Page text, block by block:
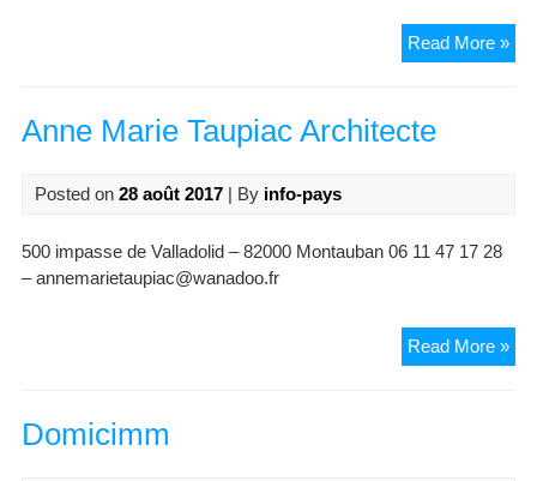
Read More »
Anne Marie Taupiac Architecte
Posted on 28 août 2017| By info-pays
500 impasse de Valladolid – 82000 Montauban 06 11 47 17 28
– annemarietaupiac@wanadoo.fr
Read More »
Domicimm